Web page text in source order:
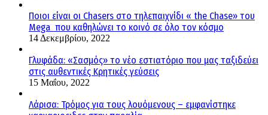
Ποιοι είναι οι Chasers στο τηλεπαιχνίδι « the Chase» του
Mega που καθηλώνει το κοινό σε όλο τον κόσμο
14 Δεκεμβρίου, 2022
Γλυφάδα: «Σασμός» το νέο εστιατόριο που μας ταξιδεύει
στις αυθεντικές Κρητικές γεύσεις
15 Μαΐου, 2022
Λάρισα: Τρόμος για τους λουόμενους – εμφανίστηκε